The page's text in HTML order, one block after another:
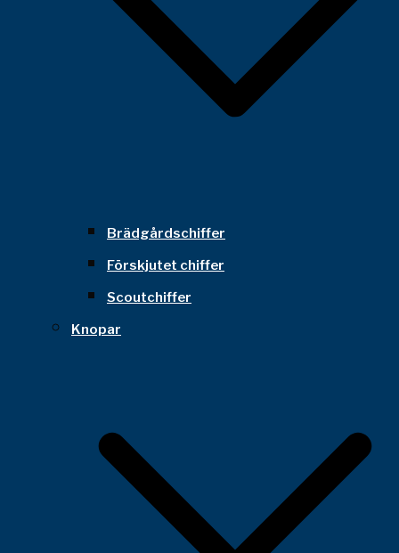
Brädgårdschiffer
Förskjutet chiffer
Scoutchiffer
Knopar